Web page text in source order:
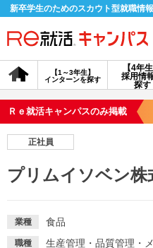
新卒学生のためのスカウト型就職情
【4年生
採用情
探す
【1～3年生】
インターンを探す
会員登録
探す
Ｒｅ就活キャンパスのみ掲載
正社員
プリムイソベン株
業種 食品
職種 生産管理・品質管理・